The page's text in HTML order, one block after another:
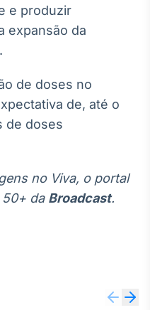
para
fundos
Em breve
Em breve
e produzir
expansão da
de doses no
de, até o
de doses
no Viva, o portal
50+ da Broadcast.